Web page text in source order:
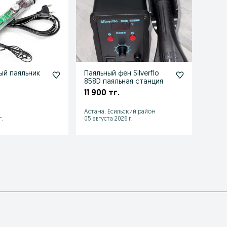
паяльник
Паяльный фен Silverflo
858D паяльная станция
11 900 тг.
Астана, Есильский район
05 августа 2026 г.